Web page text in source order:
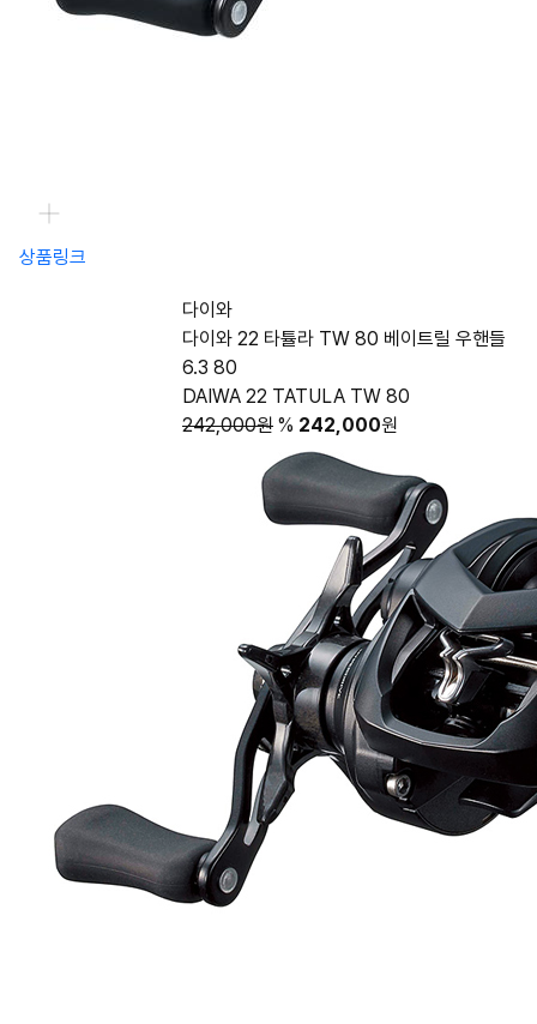
상품링크
다이와
다이와 22 타튤라 TW 80 베이트릴 우핸들
6.3 80
DAIWA 22 TATULA TW 80
242,000원 % 242,000원